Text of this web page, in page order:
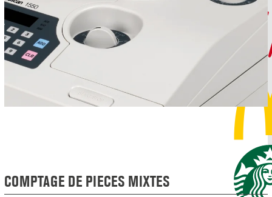
COMPTAGE DE PIECES MIXTES